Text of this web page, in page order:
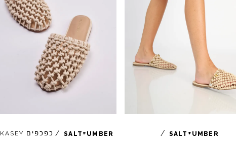
SALT + UMBER
/
SALT + UMBER
/ כפכפים KASEY